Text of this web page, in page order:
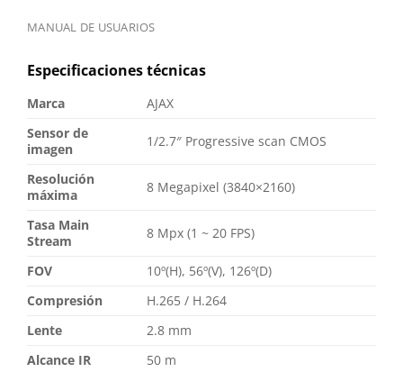
MANUAL DE USUARIOS
Especificaciones técnicas
Marca
AJAX
Sensor de
imagen
1/2.7″ Progressive scan CMOS
Resolución
máxima
8 Megapixel (3840×2160)
Tasa Main
Stream
8 Mpx (1 ~ 20 FPS)
FOV
10º(H), 56º(V), 126º(D)
Compresión
H.265 / H.264
Lente
2.8 mm
Alcance IR
50 m